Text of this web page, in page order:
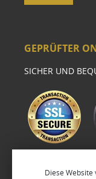
GEPRÜFTER
SICHER UND
Diese Website